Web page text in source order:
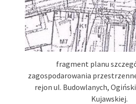
fragment planu
zagospodarowania
rejon ul. Budowlanych,
Kujawskiej.